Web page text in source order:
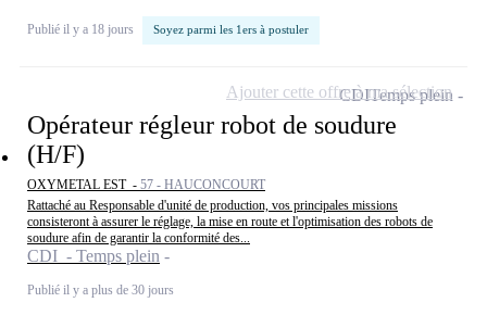
Publié il y a 18 jours Soyez parmi les 1ers à postuler
Opérateur régleur robot de soudure
(H/F)
OXYMETAL EST - 57 - HAUCONCOURT
Rattaché au Responsable d'unité de production, vos principales missions
consisteront à assurer le réglage, la mise en route et l'optimisation des robots de
soudure afin de garantir la conformité des...
CDI - Temps plein
Publié il y a plus de 30 jours
CDITemps plein
Ajouter cette offre à ma sélection